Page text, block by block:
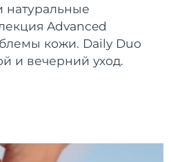
Advanced
кожи. Daily Duo
и вечерний уход.